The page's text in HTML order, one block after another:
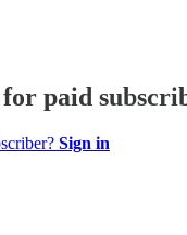
paid
Sign in